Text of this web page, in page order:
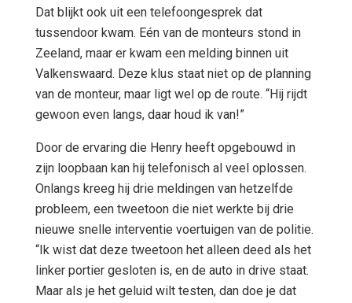
Dat blijkt ook uit een telefoongesprek dat
tussendoor kwam. Eén van de monteurs stond in
Zeeland, maar er kwam een melding binnen uit
Valkenswaard. Deze klus staat niet op de planning
van de monteur, maar ligt wel op de route. “Hij rijdt
gewoon even langs, daar houd ik van!”
Door de ervaring die Henry heeft opgebouwd in
zijn loopbaan kan hij telefonisch al veel oplossen.
Onlangs kreeg hij drie meldingen van hetzelfde
probleem, een tweetoon die niet werkte bij drie
nieuwe snelle interventie voertuigen van de politie.
“Ik wist dat deze tweetoon het alleen deed als het
linker portier gesloten is, en de auto in drive staat.
Maar als je het geluid wilt testen, dan doe je dat